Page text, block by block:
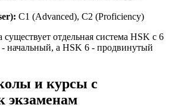
C1 (Advanced), C2 (Proficiency)
существует отдельная система HSK с 6
начальный, а HSK 6 - продвинутый
и курсы с
экзаменам